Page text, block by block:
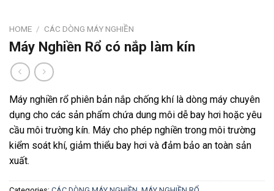
HOME / CÁC DÒNG MÁY NGHIỀN
Máy Nghiền Rổ có nắp làm kín
Máy nghiền rổ phiên bản nắp chống khí là dòng máy chuyên
dụng cho các sản phẩm chứa dung môi dễ bay hơi hoặc yêu
cầu môi trường kín. Máy cho phép nghiền trong môi trường
kiểm soát khí, giảm thiểu bay hơi và đảm bảo an toàn sản
xuất.